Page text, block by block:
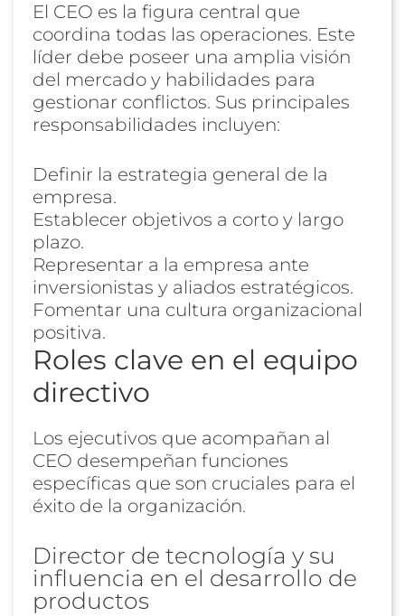
El CEO es la figura central que
coordina todas las operaciones. Este
líder debe poseer una amplia visión
del mercado y habilidades para
gestionar conflictos. Sus principales
responsabilidades incluyen:
Definir la estrategia general de la
empresa.
Establecer objetivos a corto y largo
plazo.
Representar a la empresa ante
inversionistas y aliados estratégicos.
Fomentar una cultura organizacional
positiva.
Roles clave en el equipo
directivo
Los ejecutivos que acompañan al
CEO desempeñan funciones
específicas que son cruciales para el
éxito de la organización.
Director de tecnología y su
influencia en el desarrollo de
productos